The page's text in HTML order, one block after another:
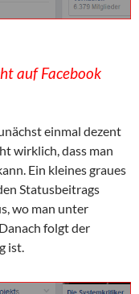
auf Facebook
einmal dezent
wirklich, dass man
Ein kleines graues
Statusbeitrags
wo man unter
folgt der
ist.